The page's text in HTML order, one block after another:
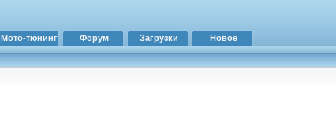
Мото-тюнинг Форум Загрузки Новое